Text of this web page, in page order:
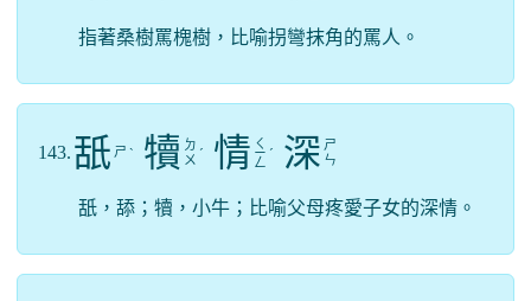
指著桑樹罵槐樹，比喻拐彎抹角的罵人。
143. 舐 ㄕ ˋ 犢 ㄉ
ㄨ ˊ 情 ㄑ
ㄧ
ㄥ
ˊ 深 ㄕ
ㄣ
舐，舔；犢，小牛；比喻父母疼愛子女的深情。